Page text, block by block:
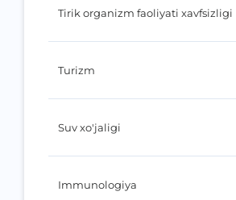
Tirik organizm faoliyati xavfsizligi
Turizm
Suv xo'jaligi
Immunologiya